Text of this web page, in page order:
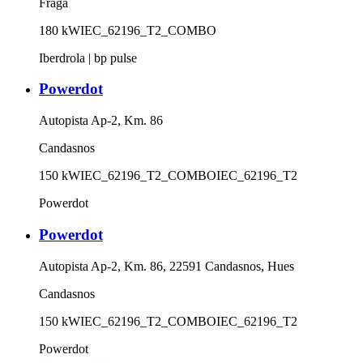
180 kWIEC_62196_T2_COMBO
Iberdrola | bp pulse
Powerdot
Autopista Ap-2, Km. 86
Candasnos
150 kWIEC_62196_T2_COMBOIEC_62196_T2
Powerdot
Powerdot
Autopista Ap-2, Km. 86, 22591 Candasnos, Hues
Candasnos
150 kWIEC_62196_T2_COMBOIEC_62196_T2
Powerdot